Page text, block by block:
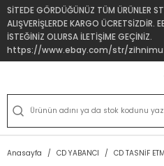
SİTEDE GÖRDÜĞÜNÜZ TÜM ÜRÜNLER
ALIŞVERİŞLERDE KARGO ÜCRETSİZDİR.
İSTEĞİNİZ OLURSA İLETİŞİME GEÇİNİZ.
https://www.ebay.com/str/
Anasayfa CD YABANCI CD TASNİF